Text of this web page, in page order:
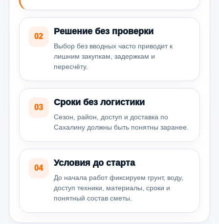
02
Решение без проверки
Выбор без вводных часто приводит к
лишним закупкам, задержкам и
пересчёту.
03
Сроки без логистики
Сезон, район, доступ и доставка по
Сахалину должны быть понятны заранее.
04
Условия до старта
До начала работ фиксируем грунт, воду,
доступ техники, материалы, сроки и
понятный состав сметы.